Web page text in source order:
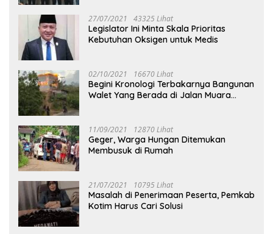
27/07/2021 43325 Lihat
Legislator Ini Minta Skala Prioritas
Kebutuhan Oksigen untuk Medis
02/10/2021 16670 Lihat
Begini Kronologi Terbakarnya Bangunan
Walet Yang Berada di Jalan Muara
11/09/2021 12870 Lihat
Geger, Warga Hungan Ditemukan
Membusuk di Rumah
21/07/2021 10795 Lihat
Masalah di Penerimaan Peserta, Pemkab
Kotim Harus Cari Solusi